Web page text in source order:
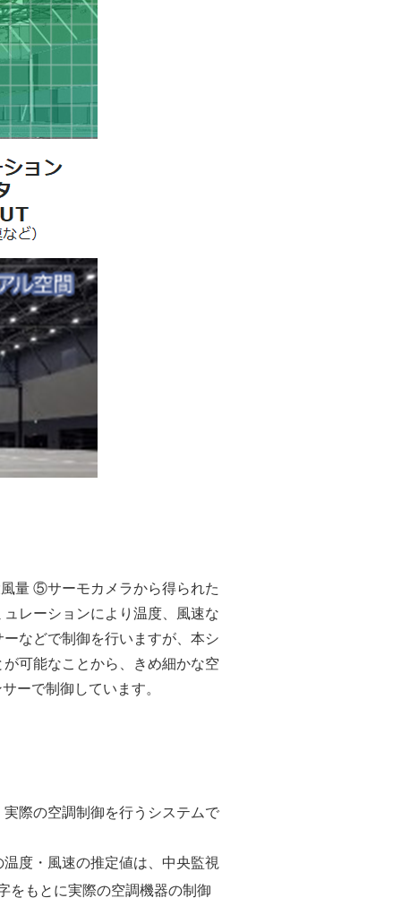
量 ⑤サーモカメラから得られた
レーションにより温度、風速な
などで制御を行いますが、本シ
可能なことから、きめ細かな空
ーで制御しています。
際の空調制御を行うシステムで
度・風速の推定値は、中央監視
をもとに実際の空調機器の制御